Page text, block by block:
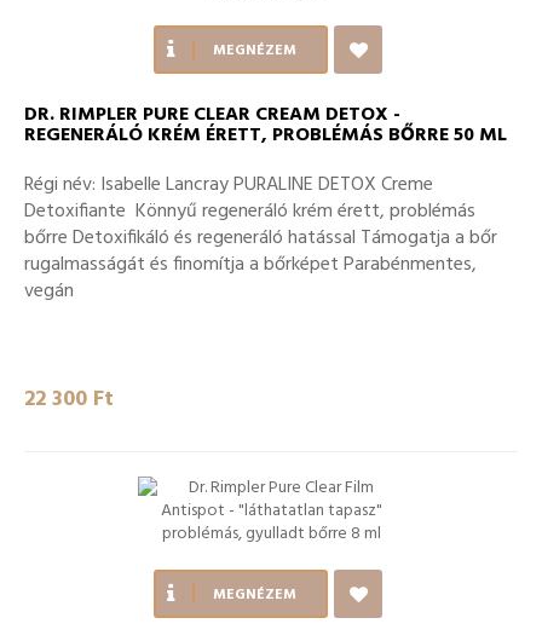
MEGNÉZEM
DR. RIMPLER PURE CLEAR CREAM DETOX -
REGENERÁLÓ KRÉM ÉRETT, PROBLÉMÁS BŐRRE 50 ML
Régi név: Isabelle Lancray PURALINE DETOX Creme
Detoxifiante Könnyű regeneráló krém érett, problémás
bőrre Detoxifikáló és regeneráló hatással Támogatja a bőr
rugalmasságát és finomítja a bőrképet Parabénmentes,
vegán
22 300 Ft‎
MEGNÉZEM